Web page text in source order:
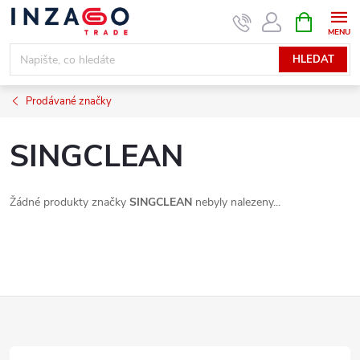
Přejít
obsah
HLEDAT
NÁKUPNÍ
KOŠÍK
Prodávané značky
SINGCLEAN
Žádné produkty značky SINGCLEAN nebyly nalezeny...